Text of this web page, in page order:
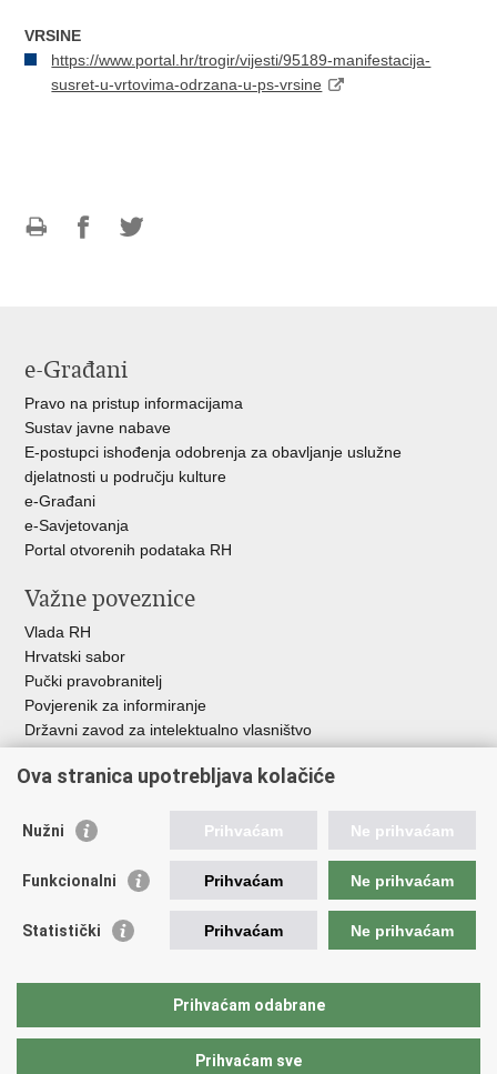
VRSINE
https://www.portal.hr/trogir/vijesti/95189-manifestacija-
susret-u-vrtovima-odrzana-u-ps-vrsine
e-Građani
Pravo na pristup informacijama
Sustav javne nabave
E-postupci ishođenja odobrenja za obavljanje uslužne
djelatnosti u području kulture
e-Građani
e-Savjetovanja
Portal otvorenih podataka RH
Važne poveznice
Vlada RH
Hrvatski sabor
Pučki pravobranitelj
Povjerenik za informiranje
Državni zavod za intelektualno vlasništvo
HAKOM
Ostale poveznice
Hrvatski audiovizualni centar
Creative Europe
EU National Institutes for Culture
Međunarodni centar za podvodnu arheologiju u Zadru (MCPA)
Ova stranica upotrebljava kolačiće
Nužni Prihvaćam Ne prihvaćam
Funkcionalni Prihvaćam Ne prihvaćam
Statistički Prihvaćam Ne prihvaćam
Prihvaćam odabrane
Prihvaćam sve